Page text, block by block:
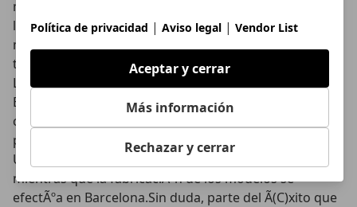
mesa, en lo que al mercado se refiere, con el
lanzamiento de la RapitÃ¡n y la RapitÃ¡n Sport, dos
motos de tipo naked que son fruto del laborioso
trabajo de investigaciÃ³n y desarrollo de la compaÃ±Ã­a
LGN TECH Design en colaboraciÃ³n con la familia
BultÃ³ durante mÃ¡s de cuatro aÃ±os. En este sentido,
cabe destacar, ademÃ¡s, que el trabajo de desarrollo,
puesto que la empresa citada forma parte de la
Universidad Carlos III, se lleva cabo en Madrid,
mientras que la fabricaciÃ³n de los modelos se
efectÃºa en Barcelona.Sin duda, parte del Ã(C)xito que
Política de privacidad | Aviso legal | Vendor List
Aceptar y cerrar
Más información
Rechazar y cerrar